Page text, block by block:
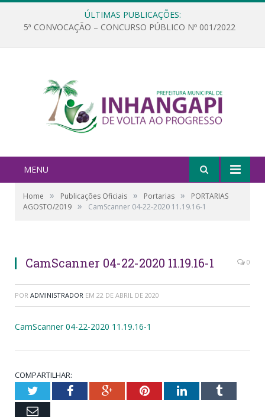
ÚLTIMAS PUBLICAÇÕES:
5ª CONVOCAÇÃO – CONCURSO PÚBLICO Nº 001/2022
MENU
Home » Publicações Oficiais » Portarias »
PORTARIAS
AGOSTO/2019 » CamScanner 04-22-2020 11.19.16-1
CamScanner 04-22-2020 11.19.16-1 0
POR ADMINISTRADOR EM 22 DE ABRIL DE 2020
CamScanner 04-22-2020 11.19.16-1
COMPARTILHAR:
TwitterFacebookGoogle+PinterestLinkedInTumblr
Email